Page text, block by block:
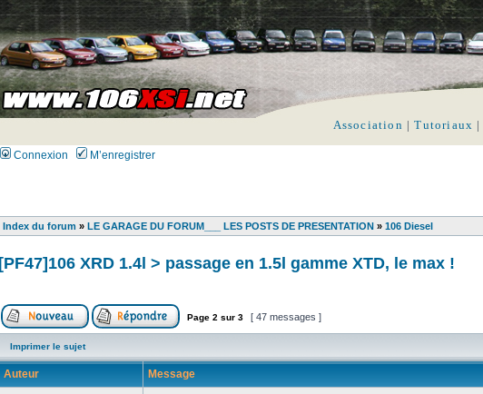
Association |Tutoriaux |
Connexion M’enregistrer
Index du forum » LE GARAGE DU FORUM___ LES POSTS DE PRESENTATION » 106 Diesel
[PF47]106 XRD 1.4l > passage en 1.5l gamme XTD, le max !
Page 2 sur 3 [ 47 messages ]
Imprimer le sujet
Auteur Message